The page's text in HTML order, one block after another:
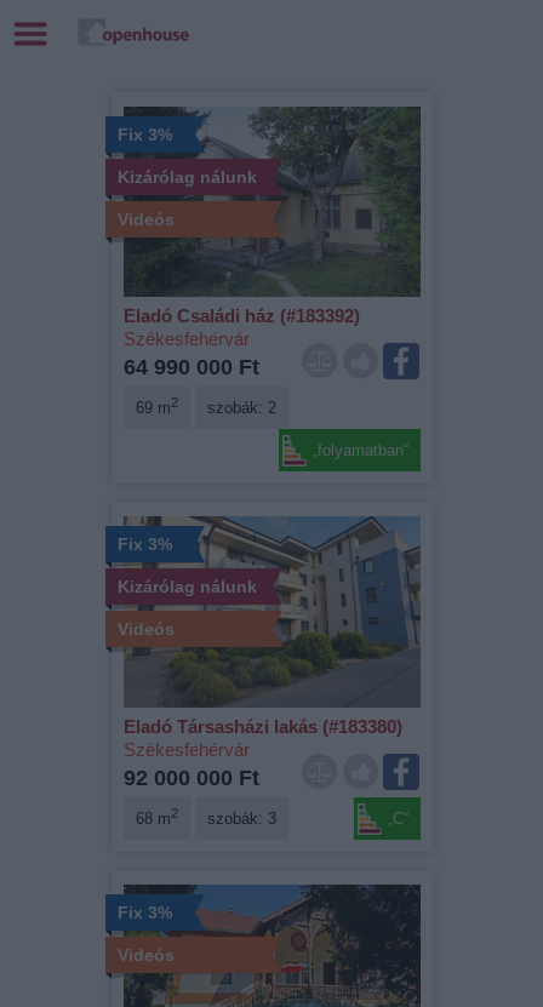
Fix 3%
Kizárólag nálunk
Videós
Eladó Családi ház (#183392)
Székesfehérvár
64 990 000 Ft
69 m2 szobák: 2
„folyamatban“
Fix 3%
Kizárólag nálunk
Videós
Eladó Társasházi lakás (#183380)
Székesfehérvár
92 000 000 Ft
68 m2 szobák: 3 „C“
Fix 3%
Videós